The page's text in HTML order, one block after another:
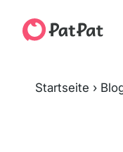
Startseite ›